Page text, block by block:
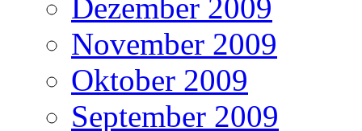
Dezember 2009
November 2009
Oktober 2009
September 2009